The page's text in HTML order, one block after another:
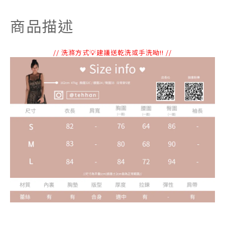
商品描述
// 洗滌方式💡建議送乾洗或手洗呦!! //